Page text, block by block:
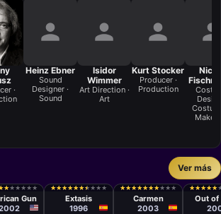
·
Heinz Ebner
Sound
Designer ·
Sound
Isidor
Wimmer
Art Direction ·
Art
Kurt Stocker
Producer ·
Production
Make-
Ver más
★
★★
★ ★
★ ★
★ ★
★ ★
★
Jacobs
Gun
★
★★
★★
★★
★★
★★
★★
★ ★
★ ★
★ ★
★
Mariano
Barroso
Extasis
1996
★
★★
★★
★★
★★
★★
★★
★★
★ ★
★ ★
★
Vicente
Aranda
Carmen
2003
★
★★
★★
★★
★★
★
Carl
Out of